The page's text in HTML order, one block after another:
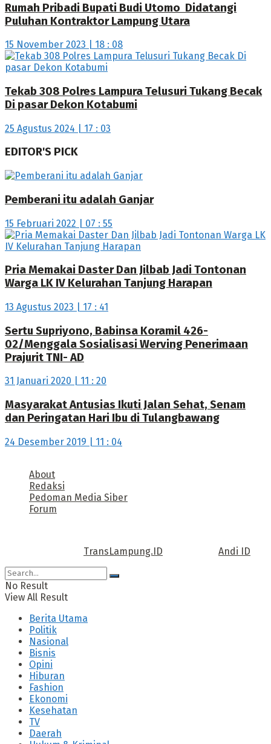
Rumah Pribadi Bupati Budi Utomo Didatangi
Puluhan Kontraktor Lampung Utara
15 November 2023 | 18 : 08
Tekab 308 Polres Lampura Telusuri Tukang Becak
Di pasar Dekon Kotabumi
25 Agustus 2024 | 17 : 03
EDITOR'S PICK
Pemberani itu adalah Ganjar
15 Februari 2022 | 07 : 55
Pria Memakai Daster Dan Jilbab Jadi Tontonan
Warga LK IV Kelurahan Tanjung Harapan
13 Agustus 2023 | 17 : 41
Sertu Supriyono, Babinsa Koramil 426-
02/Menggala Sosialisasi Werving Penerimaan
Prajurit TNI- AD
31 Januari 2020 | 11 : 20
Masyarakat Antusias Ikuti Jalan Sehat, Senam
dan Peringatan Hari Ibu di Tulangbawang
24 Desember 2019 | 11 : 04
About
Redaksi
Pedoman Media Siber
Forum
TransLampung.ID Andi ID
No Result
View All Result
Berita Utama
Politik
Nasional
Bisnis
Opini
Hiburan
Fashion
Ekonomi
Kesehatan
TV
Daerah